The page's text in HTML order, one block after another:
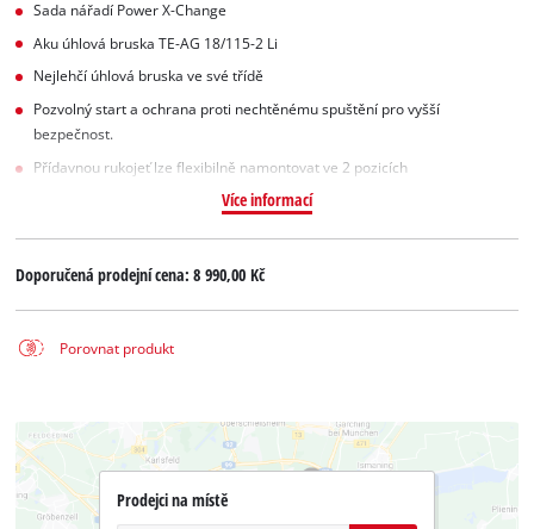
Sada nářadí Power X-Change
Aku úhlová bruska TE-AG 18/115-2 Li
Nejlehčí úhlová bruska ve své třídě
Pozvolný start a ochrana proti nechtěnému spuštění pro vyšší
bezpečnost.
Přídavnou rukojeť lze flexibilně namontovat ve 2 pozicích
Více informací
Doporučená prodejní cena:8 990,00 Kč
Porovnat produkt
Prodejci na místě